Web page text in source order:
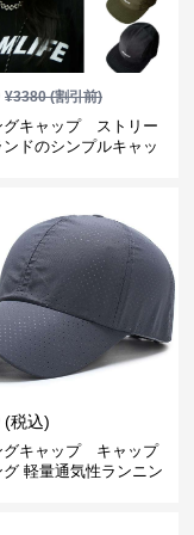
¥3380(割引前)
グキャップ ストリー
ンドのシンプルキャッ
(税込)
グキャップ キャップ
グ 軽量通気性ランニン